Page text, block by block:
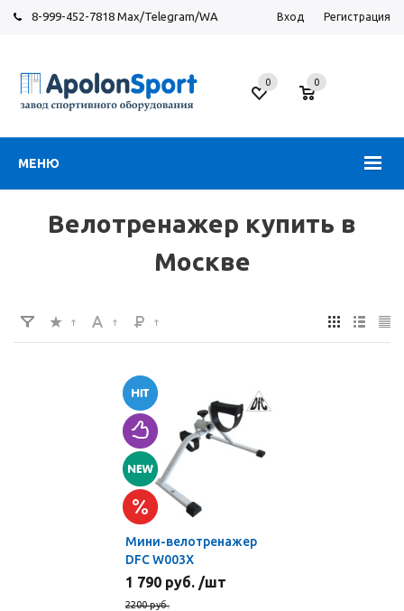
8-999-452-7818 Max/Telegram/WA Вход Регистрация
МЕНЮ
Москва
Новорязанское
0
0
Велотренажер купить в
Москве
Мини-велотренажер
DFC W003X
1 790 руб. /шт
2200 руб.